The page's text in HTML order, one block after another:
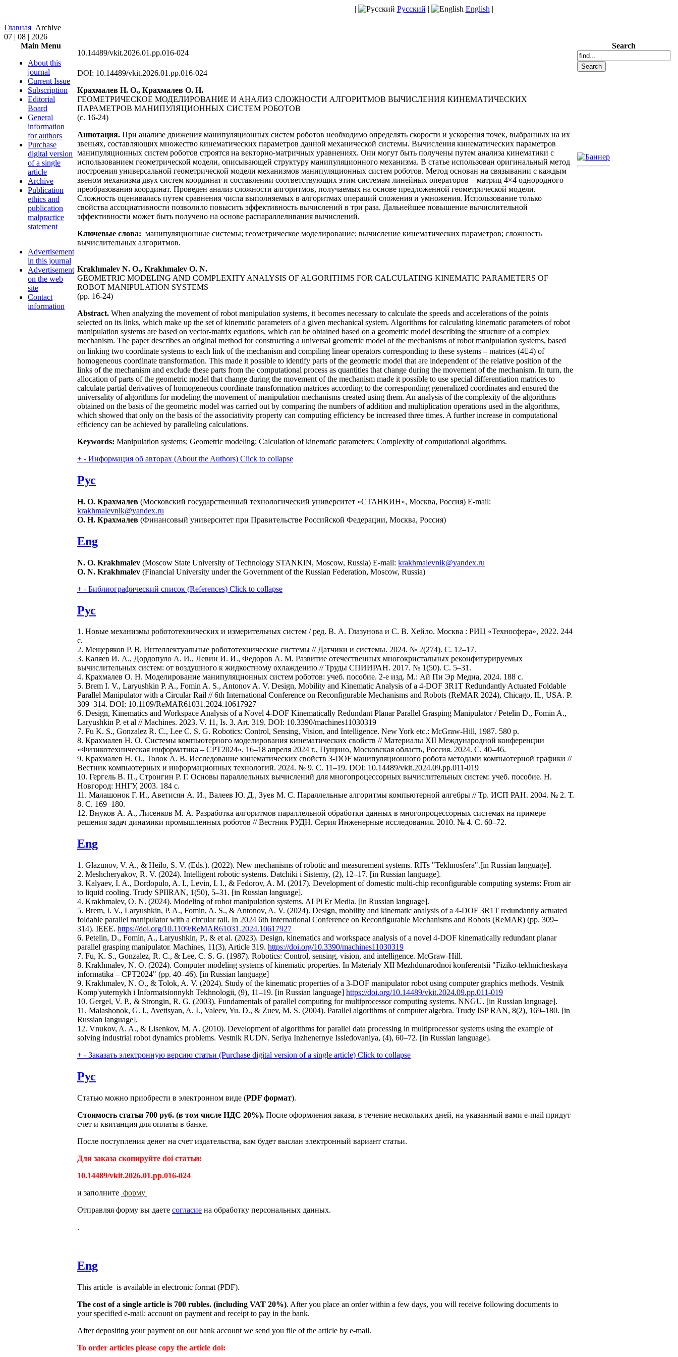
| Русский | English |
Главная Archive
07 | 08 | 2026
Main Menu
About this
journal
Current Issue
Subscription
Editorial
Board
General
information
for authors
Purchase
digital version
of a single
article
Archive
Publication
ethics and
publication
malpractice
statement
Advertisement
in this journal
Advertisement
on the web
site
Contact
information
10.14489/vkit.2026.01.pp.016-024
DOI: 10.14489/vkit.2026.01.pp.016-024
Крахмалев Н. О., Крахмалев О. Н.
ГЕОМЕТРИЧЕСКОЕ МОДЕЛИРОВАНИЕ И АНАЛИЗ СЛОЖНОСТИ АЛГОРИТМОВ ВЫЧИСЛЕНИЯ КИНЕМАТИЧЕСКИХ
ПАРАМЕТРОВ МАНИПУЛЯЦИОННЫХ СИСТЕМ РОБОТОВ
(с. 16-24)
Аннотация. При анализе движения манипуляционных систем роботов необходимо определять скорости и ускорения точек, выбранных на их
звеньях, составляющих множество кинематических параметров данной механической системы. Вычисления кинематических параметров
манипуляционных систем роботов строятся на векторно-матричных уравнениях. Они могут быть получены путем анализа кинематики с
использованием геометрической модели, описывающей структуру манипуляционного механизма. В статье использован оригинальный метод
построения универсальной геометрической модели механизмов манипуляционных систем роботов. Метод основан на связывании с каждым
звеном механизма двух систем координат и составлении соответствующих этим системам линейных операторов – матриц 4×4 однородного
преобразования координат. Проведен анализ сложности алгоритмов, получаемых на основе предложенной геометрической модели.
Сложность оценивалась путем сравнения числа выполняемых в алгоритмах операций сложения и умножения. Использование только
свойства ассоциативности позволило повысить эффективность вычислений в три раза. Дальнейшее повышение вычислительной
эффективности может быть получено на основе распараллеливания вычислений.
Ключевые слова: манипуляционные системы; геометрическое моделирование; вычисление кинематических параметров; сложность
вычислительных алгоритмов.
Krakhmalev N. O., Krakhmalev O. N.
GEOMETRIC MODELING AND COMPLEXITY ANALYSIS OF ALGORITHMS FOR CALCULATING KINEMATIC PARAMETERS OF
ROBOT MANIPULATION SYSTEMS
(pp. 16-24)
Abstract. When analyzing the movement of robot manipulation systems, it becomes necessary to calculate the speeds and accelerations of the points
selected on its links, which make up the set of kinematic parameters of a given mechanical system. Algorithms for calculating kinematic parameters of robot
manipulation systems are based on vector-matrix equations, which can be obtained based on a geometric model describing the structure of a complex
mechanism. The paper describes an original method for constructing a universal geometric model of the mechanisms of robot manipulation systems, based
on linking two coordinate systems to each link of the mechanism and compiling linear operators corresponding to these systems – matrices (44) of
homogeneous coordinate transformation. This made it possible to identify parts of the geometric model that are independent of the relative position of the
links of the mechanism and exclude these parts from the computational process as quantities that change during the movement of the mechanism. In turn, the
allocation of parts of the geometric model that change during the movement of the mechanism made it possible to use special differentiation matrices to
calculate partial derivatives of homogeneous coordinate transformation matrices according to the corresponding generalized coordinates and ensured the
universality of algorithms for modeling the movement of manipulation mechanisms created using them. An analysis of the complexity of the algorithms
obtained on the basis of the geometric model was carried out by comparing the numbers of addition and multiplication operations used in the algorithms,
which showed that only on the basis of the associativity property can computing efficiency be increased three times. A further increase in computational
efficiency can be achieved by paralleling calculations.
Keywords: Manipulation systems; Geometric modeling; Calculation of kinematic parameters; Complexity of computational algorithms.
+ - Информация об авторах (About the Authors) Click to collapse
Рус
Н. О. Крахмалев (Московский государственный технологический университет «СТАНКИН», Москва, Россия) E-mail:
krakhmalevnik@yandex.ru
О. Н. Крахмалев (Финансовый университет при Правительстве Российской Федерации, Москва, Россия)
Eng
N. O. Krakhmalev (Moscow State University of Technology STANKIN, Moscow, Russia) E-mail: krakhmalevnik@yandex.ru
O. N. Krakhmalev (Financial University under the Government of the Russian Federation, Moscow, Russia)
+ - Библиографический список (References) Click to collapse
Рус
1. Новые механизмы робототехнических и измерительных систем / ред. В. А. Глазунова и С. В. Хейло. Москва : РИЦ «Техносфера», 2022. 244
с.
2. Мещеряков Р. В. Интеллектуальные робототехнические системы // Датчики и системы. 2024. № 2(274). С. 12–17.
3. Каляев И. А., Дордопуло А. И., Левин И. И., Федоров А. М. Развитие отечественных многокристальных реконфигурируемых
вычислительных систем: от воздушного к жидкостному охлаждению // Труды СПИИРАН. 2017. № 1(50). С. 5–31.
4. Крахмалев О. Н. Моделирование манипуляционных систем роботов: учеб. пособие. 2-е изд. М.: Ай Пи Эр Медиа, 2024. 188 с.
5. Brem I. V., Laryushkin P. A., Fomin A. S., Antonov A. V. Design, Mobility and Kinematic Analysis of a 4-DOF 3R1T Redundantly Actuated Foldable
Parallel Manipulator with a Circular Rail // 6th International Conference on Reconfigurable Mechanisms and Robots (ReMAR 2024), Chicago, IL, USA. P.
309–314. DOI: 10.1109/ReMAR61031.2024.10617927
6. Design, Kinematics and Workspace Analysis of a Novel 4-DOF Kinematically Redundant Planar Parallel Grasping Manipulator / Petelin D., Fomin A.,
Laryushkin P. et al // Machines. 2023. V. 11, Is. 3. Art. 319. DOI: 10.3390/machines11030319
7. Fu K. S., Gonzalez R. C., Lee C. S. G. Robotics: Control, Sensing, Vision, and Intelligence. New York etc.: McGraw-Hill, 1987. 580 p.
8. Крахмалев Н. О. Системы компьютерного моделирования кинематических свойств // Материалы XII Международной конференции
«Физикотехническая информатика – CPT2024». 16–18 апреля 2024 г., Пущино, Московская область, Россия. 2024. С. 40–46.
9. Крахмалев Н. О., Толок А. В. Исследование кинематических свойств 3-DOF манипуляционного робота методами компьютерной графики //
Вестник компьютерных и информационных технологий. 2024. № 9. C. 11–19. DOI: 10.14489/vkit.2024.09.pp.011-019
10. Гергель В. П., Стронгин Р. Г. Основы параллельных вычислений для многопроцессорных вычислительных систем: учеб. пособие. Н.
Новгород: ННГУ, 2003. 184 с.
11. Малашонок Г. И., Аветисян А. И., Валеев Ю. Д., Зуев М. С. Параллельные алгоритмы компьютерной алгебры // Тр. ИСП РАН. 2004. № 2. Т.
8. С. 169–180.
12. Внуков А. А., Лисенков М. А. Разработка алгоритмов параллельной обработки данных в многопроцессорных системах на примере
решения задач динамики промышленных роботов // Вестник РУДН. Cерия Инженерные исследования. 2010. № 4. С. 60–72.
Eng
1. Glazunov, V. A., & Heilo, S. V. (Eds.). (2022). New mechanisms of robotic and measurement systems. RITs "Tekhnosfera".[in Russian language].
2. Meshcheryakov, R. V. (2024). Intelligent robotic systems. Datchiki i Sistemy, (2), 12–17. [in Russian language].
3. Kalyaev, I. A., Dordopulo, A. I., Levin, I. I., & Fedorov, A. M. (2017). Development of domestic multi-chip reconfigurable computing systems: From air
to liquid cooling. Trudy SPIIRAN, 1(50), 5–31. [in Russian language].
4. Krakhmalev, O. N. (2024). Modeling of robot manipulation systems. AI Pi Er Media. [in Russian language].
5. Brem, I. V., Laryushkin, P. A., Fomin, A. S., & Antonov, A. V. (2024). Design, mobility and kinematic analysis of a 4-DOF 3R1T redundantly actuated
foldable parallel manipulator with a circular rail. In 2024 6th International Conference on Reconfigurable Mechanisms and Robots (ReMAR) (pp. 309–
314). IEEE. https://doi.org/10.1109/ReMAR61031.2024.10617927
6. Petelin, D., Fomin, A., Laryushkin, P., & et al. (2023). Design, kinematics and workspace analysis of a novel 4-DOF kinematically redundant planar
parallel grasping manipulator. Machines, 11(3), Article 319. https://doi.org/10.3390/machines11030319
7. Fu, K. S., Gonzalez, R. C., & Lee, C. S. G. (1987). Robotics: Control, sensing, vision, and intelligence. McGraw-Hill.
8. Krakhmalev, N. O. (2024). Computer modeling systems of kinematic properties. In Materialy XII Mezhdunarodnoi konferentsii "Fiziko-tekhnicheskaya
informatika – CPT2024" (pp. 40–46). [in Russian language]
9. Krakhmalev, N. O., & Tolok, A. V. (2024). Study of the kinematic properties of a 3-DOF manipulator robot using computer graphics methods. Vestnik
Komp'yuternykh i Informatsionnykh Tekhnologii, (9), 11–19. [in Russian language] https://doi.org/10.14489/vkit.2024.09.pp.011-019
10. Gergel, V. P., & Strongin, R. G. (2003). Fundamentals of parallel computing for multiprocessor computing systems. NNGU. [in Russian language].
11. Malashonok, G. I., Avetisyan, A. I., Valeev, Yu. D., & Zuev, M. S. (2004). Parallel algorithms of computer algebra. Trudy ISP RAN, 8(2), 169–180. [in
Russian language].
12. Vnukov, A. A., & Lisenkov, M. A. (2010). Development of algorithms for parallel data processing in multiprocessor systems using the example of
solving industrial robot dynamics problems. Vestnik RUDN. Seriya Inzhenernye Issledovaniya, (4), 60–72. [in Russian language].
+ - Заказать электронную версию статьи (Purchase digital version of a single article) Click to collapse
Рус
Статью можно приобрести в электронном виде (PDF формат).
Стоимость статьи 700 руб. (в том числе НДС 20%). После оформления заказа, в течение нескольких дней, на указанный вами e-mail придут
счет и квитанция для оплаты в банке.
После поступления денег на счет издательства, вам будет выслан электронный вариант статьи.
Для заказа скопируйте doi статьи:
10.14489/vkit.2026.01.pp.016-024
и заполните форму
Отправляя форму вы даете согласие на обработку персональных данных.
.
Eng
This article is available in electronic format (PDF).
The cost of a single article is 700 rubles. (including VAT 20%). After you place an order within a few days, you will receive following documents to
your specified e-mail: account on payment and receipt to pay in the bank.
After depositing your payment on our bank account we send you file of the article by e-mail.
To order articles please copy the article doi:
Search